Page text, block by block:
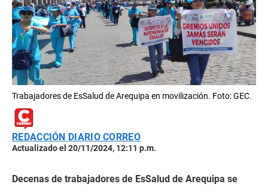
Trabajadores de EsSalud de Arequipa en movilización. Foto: GEC.
REDACCIÓN DIARIO CORREO
Actualizado el 20/11/2024, 12:11 p.m.
Decenas de trabajadores de EsSalud de Arequipa se